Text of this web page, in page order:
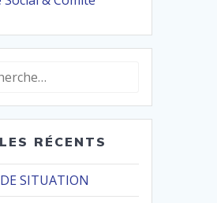
RÉCENTS
SITUATION